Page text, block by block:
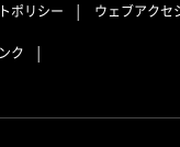
ポリシー ウェブアクセ
ク